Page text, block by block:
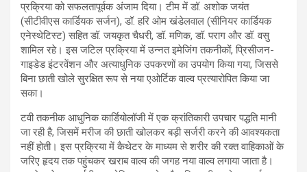
प्रक्रिया को सफलतापूर्वक अंजाम दिया। टीम में डॉ. अशोक जयंत
(सीटीवीएस कार्डियक सर्जन), डॉ. हरि ओम खंडेलवाल (सीनियर कार्डियक
एनेस्थेटिस्ट) सहित डॉ. जयकृत चैधरी, डॉ. मणिक, डॉ. पराग और डॉ. वसु
शामिल रहे। इस जटिल प्रक्रिया में उन्नत इमेजिंग तकनीकों, प्रिसीजन-
गाइडेड इंटरवेंशन और अत्याधुनिक उपकरणों का उपयोग किया गया, जिससे
बिना छाती खोले सुरक्षित रूप से नया एओर्टिक वाल्व प्रत्यारोपित किया जा
सका।
टवी तकनीक आधुनिक कार्डियोलॉजी में एक क्रांतिकारी उपचार पद्धति मानी
जा रही है, जिसमें मरीज की छाती खोलकर बड़ी सर्जरी करने की आवश्यकता
नहीं होती। इस प्रक्रिया में कैथेटर के माध्यम से शरीर की रक्त वाहिकाओं के
जरिए हृदय तक पहुंचकर खराब वाल्व की जगह नया वाल्व लगाया जाता है।